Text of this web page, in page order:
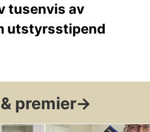
tusenvis av
utstyrsstipend
premier→